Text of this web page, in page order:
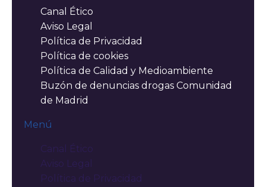
Canal Ético
Aviso Legal
Política de Privacidad
Política de cookies
Política de Calidad y Medioambiente
Buzón de denuncias drogas Comunidad
de Madrid
Menú
Canal Ético
Aviso Legal
Política de Privacidad